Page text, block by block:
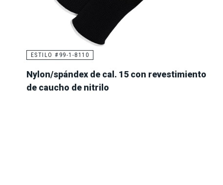
ESTILO #99-1-8110
Nylon/spándex de cal. 15 con revestimiento
de caucho de nitrilo